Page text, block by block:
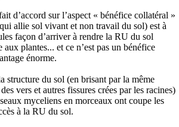
d’accord sur l’aspect « bénéfice collatéral »
allie sol vivant et non travail du sol) est à
façon d’arriver à rendre la RU du sol
plantes... et ce n’est pas un bénéfice
énorme.
structure du sol (en brisant par la même
vers et autres fissures crées par les racines)
myceliens en morceaux ont coupe les
à la RU du sol.